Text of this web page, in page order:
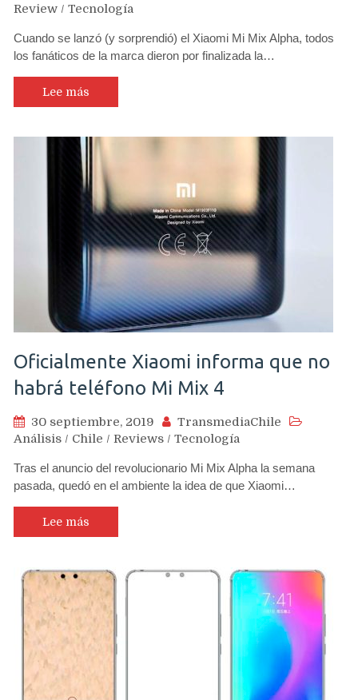
Review / Tecnología
Cuando se lanzó (y sorprendió) el Xiaomi Mi Mix Alpha, todos
los fanáticos de la marca dieron por finalizada la…
Lee más
Oficialmente Xiaomi informa que no
habrá teléfono Mi Mix 4
30 septiembre, 2019
TransmediaChile
Análisis / Chile / Reviews / Tecnología
Tras el anuncio del revolucionario Mi Mix Alpha la semana
pasada, quedó en el ambiente la idea de que Xiaomi…
Lee más